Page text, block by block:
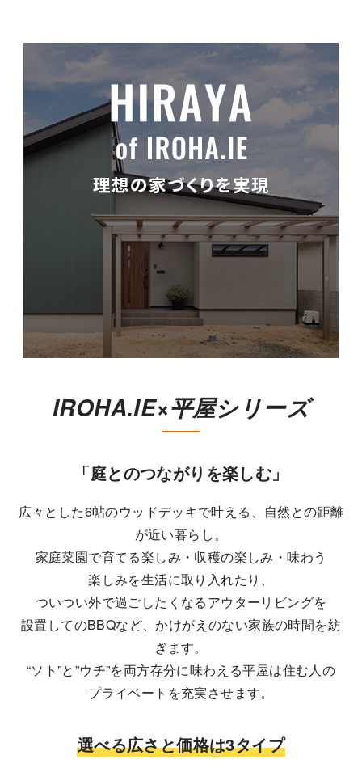
IROHA.IE×平屋シリーズ
「庭とのつながりを楽しむ」
広々とした6帖のウッドデッキで叶える、自然との距離
が近い暮らし。
家庭菜園で育てる楽しみ・収穫の楽しみ・味わう
楽しみを生活に取り入れたり、
ついつい外で過ごしたくなるアウターリビングを
設置してのBBQなど、かけがえのない家族の時間を紡
ぎます。
“ソト”と”ウチ”を両方存分に味わえる平屋は住む人の
プライベートを充実させます。
選べる広さと価格は3タイプ